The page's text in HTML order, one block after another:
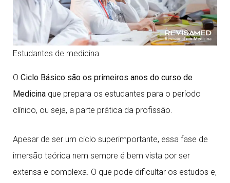
Estudantes de medicina
O Ciclo Básico são os primeiros anos do curso de
Medicina que prepara os estudantes para o período
clínico, ou seja, a parte prática da profissão.
Apesar de ser um ciclo superimportante, essa fase de
imersão teórica nem sempre é bem vista por ser
extensa e complexa. O que pode dificultar os estudos e,